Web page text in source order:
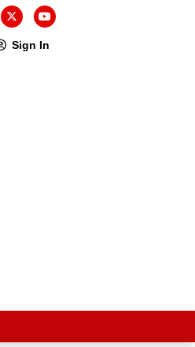
Sign In